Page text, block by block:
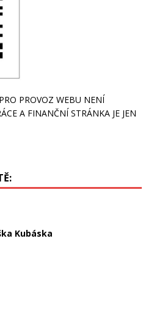
PROVOZ WEBU NENÍ
A FINANČNÍ STRÁNKA JE JEN
Kubáska